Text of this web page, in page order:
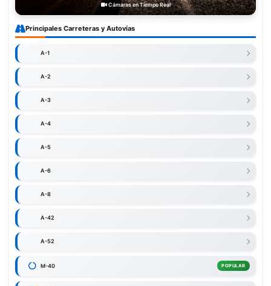
Cámaras en Tiempo Real
Principales Carreteras y Autovías
A-1
A-2
A-3
A-4
A-5
A-6
A-8
A-42
A-52
M-40 POPULAR